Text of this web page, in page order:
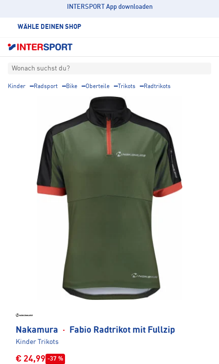
INTERSPORT App downloaden
WÄHLE DEINEN SHOP
Wonach suchst du?
Kinder Radsport Bike Oberteile Trikots Radtrikots
Nakamura · Fabio Radtrikot mit Fullzip
Kinder Trikots
€ 24,99 -37 %